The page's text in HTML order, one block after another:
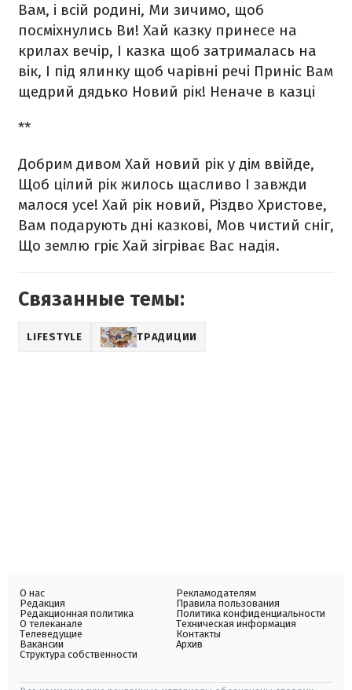
Вам, і всій родині, Ми зичимо, щоб
посміхнулись Ви! Хай казку принесе на
крилах вечір, І казка щоб затрималась на
вік, І під ялинку щоб чарівні речі Приніс Вам
щедрий дядько Новий рік! Неначе в казці
**
Добрим дивом Хай новий рік у дім ввійде,
Щоб цілий рік жилось щасливо І завжди
малося усе! Хай рік новий, Різдво Христове,
Вам подарують дні казкові, Мов чистий сніг,
Що землю гріє Хай зігріває Вас надія.
Связанные темы:
LIFESTYLE ТРАДИЦИИ
О нас
Редакция
Редакционная политика
О телеканале
Телеведущие
Вакансии
Структура собственности
Рекламодателям
Правила пользования
Политика конфиденциальности
Техническая информация
Контакты
Архив